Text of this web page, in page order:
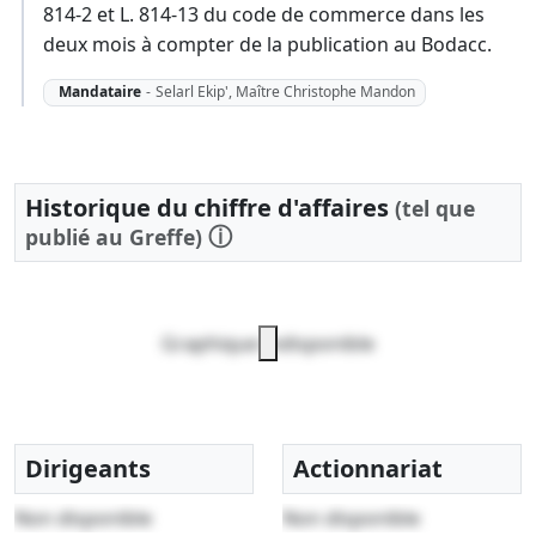
814-2 et L. 814-13 du code de commerce dans les
deux mois à compter de la publication au Bodacc.
Mandataire - Selarl Ekip', Maître Christophe Mandon
Historique du chiffre d'affaires (tel que
publié au Greffe) ⓘ
Graphique indisponible
Dirigeants
Non disponible
Actionnariat
Non disponible